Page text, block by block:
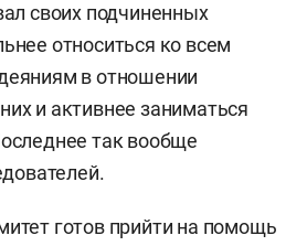
своих подчиненных
относиться ко всем
в отношении
и активнее заниматься
так вообще
готов прийти на помощь